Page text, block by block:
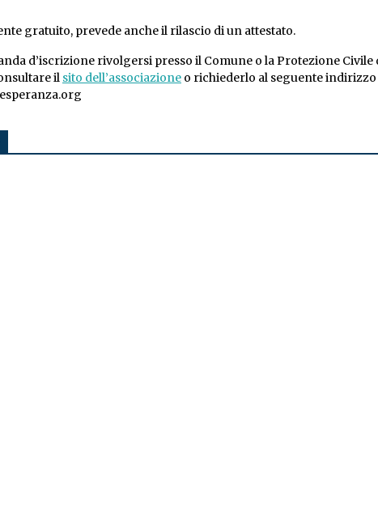
gratuito, prevede anche il rilascio di un attestato.
d’iscrizione rivolgersi presso il Comune o la Protezione Civile
il sito dell’associazione o richiederlo al seguente